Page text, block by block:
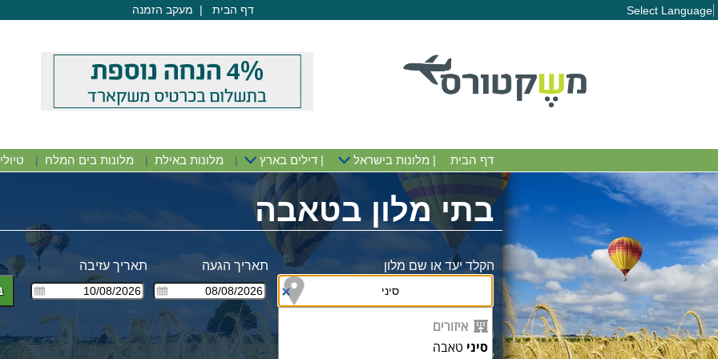
מעקב הזמנה | דף הבית Select Language
| מלונות בים המלח | מלונות באילת | דילים בארץ| מלונות בישראל | דף הבית
בתי מלון בטאבה
הקלד יעד או שם מלון תאריך הגעה
תאריך עזיבה
מחוייבים למחירים זולים
איזורים
סיני טאבה